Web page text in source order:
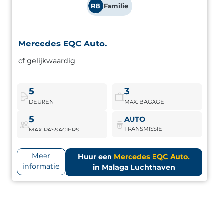
R8 Familie
Mercedes EQC Auto.
of gelijkwaardig
5
DEUREN
3
MAX. BAGAGE
5
MAX. PASSAGIERS
AUTO
TRANSMISSIE
Meer
informatie
Huur een Mercedes EQC Auto.
in Malaga Luchthaven
Mercedes EQC Auto.
High-end elektrische SUV met vierwielaandrijving en
Boek nu
Mercedes EQC Auto.